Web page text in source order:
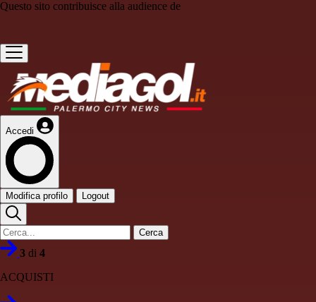
Questo sito contribuisce alla audience de
Accedi
Modifica profilo Logout
Cerca
3 di 4
ACQUISTI